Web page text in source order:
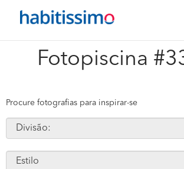
Fotopiscina
Procure fotografias para inspirar-se